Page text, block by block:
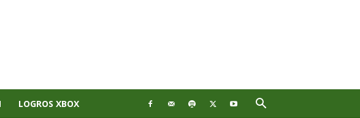
LOGROS XBOX